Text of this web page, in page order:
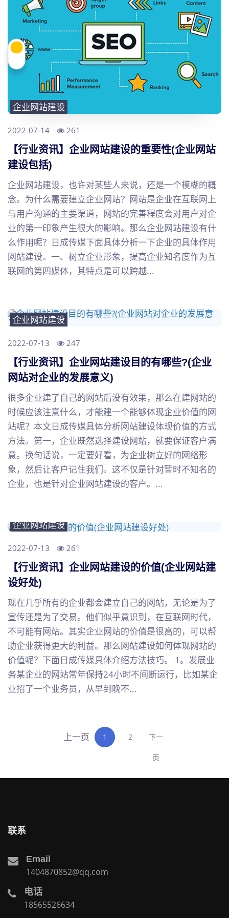
企业网站建设
2022-07-14 261
【行业资讯】企业网站建设的重要性(企业网站
建设包括)
企业网站建设，也许对某些人来说，还是一个模糊的概
念。为什么需要建立企业网站？网站是企业在互联网上
与用户沟通的主要渠道，网站的完善程度会对用户对企
业的第一印象产生很大的影响。那么企业网站建设有什
么作用呢？日成传媒下面具体分析一下企业的具体作用
网站建设。一、树立企业形象，提高企业知名度作为互
联网的第四媒体，其特点是可以跨越...
企业网站建设
2022-07-13 247
【行业资讯】企业网站建设目的有哪些?(企业
网站对企业的发展意义)
很多企业建了自己的网站后没有效果，那么在建网站的
时候应该注意什么，才能建一个能够体现企业价值的网
站呢？本文日成传媒具体分析网站建设体现价值的方式
方法。第一，企业既然选择建设网站，就要保证客户满
意。换句话说，一定要好看，为企业树立好的网络形
象，然后让客户记住我们。这不仅是针对暂时不知名的
企业，也是针对企业网站建设的客户。...
企业网站建设
2022-07-13 261
【行业资讯】企业网站建设的价值(企业网站建
设好处)
现在几乎所有的企业都会建立自己的网站，无论是为了
宣传还是为了交易。他们似乎意识到，在互联网时代，
不可能有网站。其实企业网站的价值是很高的，可以帮
助企业获得更大的利益。那么网站建设如何体现网站的
价值呢？下面日成传媒具体介绍方法技巧。 1。发展业
务某企业的网站常年保持24小时不间断运行，比如某企
业招了一个业务员，从早到晚不...
上一页 1 2 下一
页
联系
Email
1404870852@qq.com
电话
18565526634